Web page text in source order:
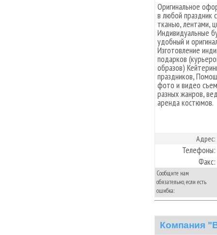
Оригинальное
в любой праздник
тканью, лентами,
Индивидуальные
удобный и
Изготовление
подарков
образов)
праздников,
фото и видео
разных жанров,
аренда костюмов.
Адрес:
Телефоны:
Факс:
Сообщите нам
обязательно, если есть
ошибка:
Компания